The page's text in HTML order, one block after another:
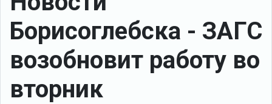
Борисоглебска - ЗАГС
возобновит работу во
вторник